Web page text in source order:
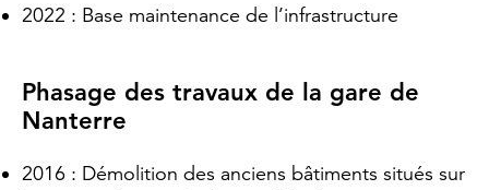
2022 : Base maintenance de l’infrastructure
Phasage des travaux de la gare de
Nanterre
2016 : Démolition des anciens bâtiments situés sur